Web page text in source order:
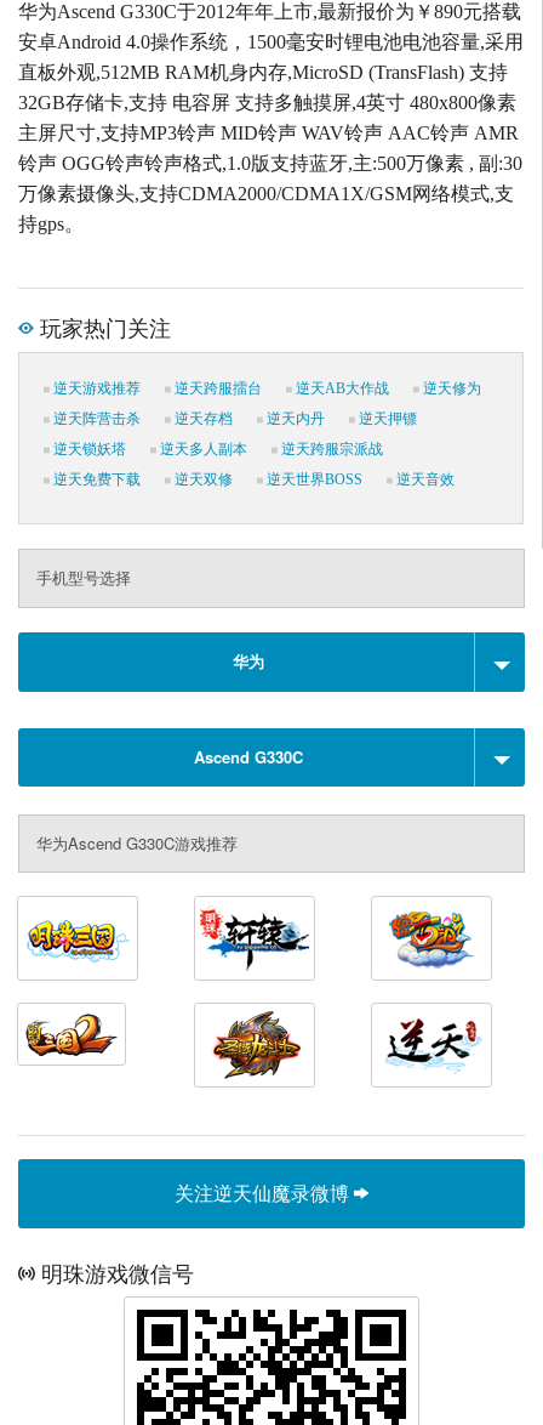
华为Ascend G330C于2012年年上市,最新报价为￥890元搭载
安卓Android 4.0操作系统，1500毫安时锂电池电池容量,采用
直板外观,512MB RAM机身内存,MicroSD (TransFlash) 支持
32GB存储卡,支持 电容屏 支持多触摸屏,4英寸 480x800像素
主屏尺寸,支持MP3铃声 MID铃声 WAV铃声 AAC铃声 AMR
铃声 OGG铃声铃声格式,1.0版支持蓝牙,主:500万像素 , 副:30
万像素摄像头,支持CDMA2000/CDMA1X/GSM网络模式,支
持gps。
玩家热门关注
逆天游戏推荐 逆天跨服擂台 逆天AB大作战
逆天修为
逆天阵营击杀
逆天存档 逆天内丹
逆天押镖
逆天锁妖塔
逆天多人副本
逆天跨服宗派战
逆天免费下载
逆天双修 逆天世界BOSS 逆天音效
手机型号选择
华为
Ascend G330C
华为Ascend G330C游戏推荐
关注逆天仙魔录微博
明珠游戏微信号